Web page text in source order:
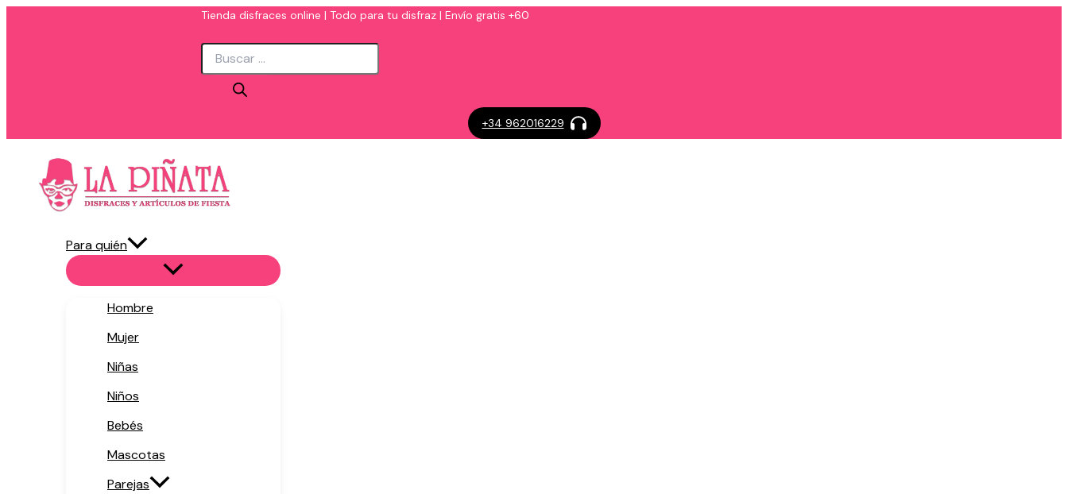
Tienda disfraces online | Todo para tu disfraz | Envío gratis +60
Búsqueda
productos
+34 962016229
Para quién
Hombre
Mujer
Niñas
Niños
Bebés
Mascotas
Parejas